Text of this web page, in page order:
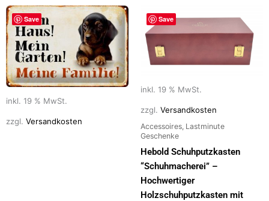
Save
inkl. 19 % MwSt.
zzgl. Versandkosten
Save
inkl. 19 % MwSt.
zzgl. Versandkosten
Accessoires, Lastminute
Geschenke
Hebold Schuhputzkasten
“Schuhmacherei” –
Hochwertiger
Holzschuhputzkasten mit